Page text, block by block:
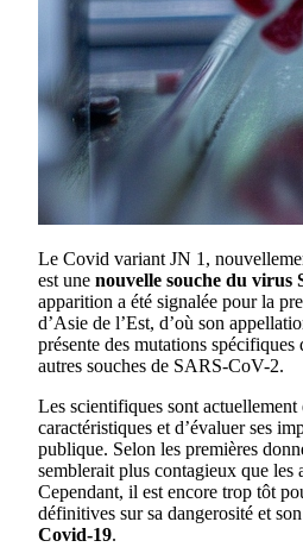
Le Covid variant JN 1,
est une nouvelle souche du virus
apparition a été signalée pour la
d’Asie de l’Est, d’où son
présente des mutations
autres souches de SARS-CoV-2.
Les scientifiques sont actuellement
caractéristiques et d’évaluer ses
publique. Selon les premières
semblerait plus contagieux que les
Cependant, il est encore trop tôt
définitives sur sa dangerosité et
Covid-19.